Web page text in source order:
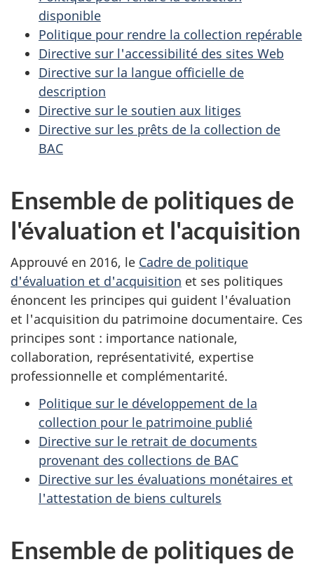
disponible
Politique pour rendre la collection repérable
Directive sur l'accessibilité des sites Web
Directive sur la langue officielle de
description
Directive sur le soutien aux litiges
Directive sur les prêts de la collection de
BAC
Ensemble de politiques de
l'évaluation et l'acquisition
Approuvé en 2016, le Cadre de politique
d'évaluation et d'acquisition et ses politiques
énoncent les principes qui guident l'évaluation
et l'acquisition du patrimoine documentaire. Ces
principes sont : importance nationale,
collaboration, représentativité, expertise
professionnelle et complémentarité.
Politique sur le développement de la
collection pour le patrimoine publié
Directive sur le retrait de documents
provenant des collections de BAC
Directive sur les évaluations monétaires et
l'attestation de biens culturels
Ensemble de politiques de